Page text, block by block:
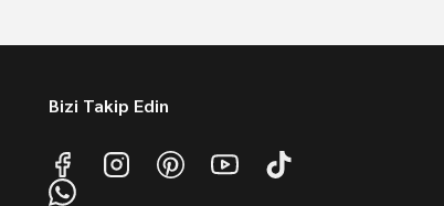
Bizi Takip Edin